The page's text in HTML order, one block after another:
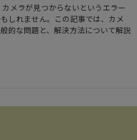
メラが見つからないというエラー
しれません。この記事では、カメ
的な問題と、解決方法について解説